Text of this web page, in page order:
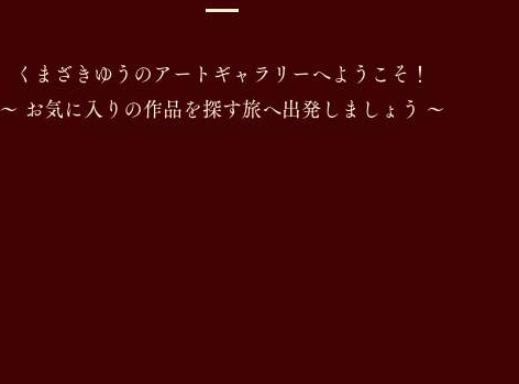
くまざきゆうのアートギャラリーへようこそ！
​〜 お気に入りの作品を探す旅へ出発しましょう 〜